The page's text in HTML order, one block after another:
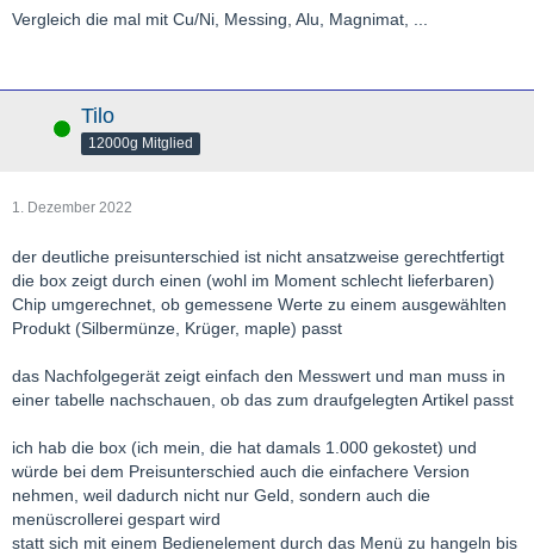
Vergleich die mal mit Cu/Ni, Messing, Alu, Magnimat, ...
Online Tilo
12000g Mitglied
1. Dezember 2022
der deutliche preisunterschied ist nicht ansatzweise gerechtfertigt
die box zeigt durch einen (wohl im Moment schlecht lieferbaren)
Chip umgerechnet, ob gemessene Werte zu einem ausgewählten
Produkt (Silbermünze, Krüger, maple) passt
das Nachfolgegerät zeigt einfach den Messwert und man muss in
einer tabelle nachschauen, ob das zum draufgelegten Artikel passt
ich hab die box (ich mein, die hat damals 1.000 gekostet) und
würde bei dem Preisunterschied auch die einfachere Version
nehmen, weil dadurch nicht nur Geld, sondern auch die
menüscrollerei gespart wird
statt sich mit einem Bedienelement durch das Menü zu hangeln bis